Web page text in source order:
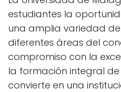
estudiantes la
una amplia variedad
diferentes áreas del
compromiso con la
la formación integral
convierte en una